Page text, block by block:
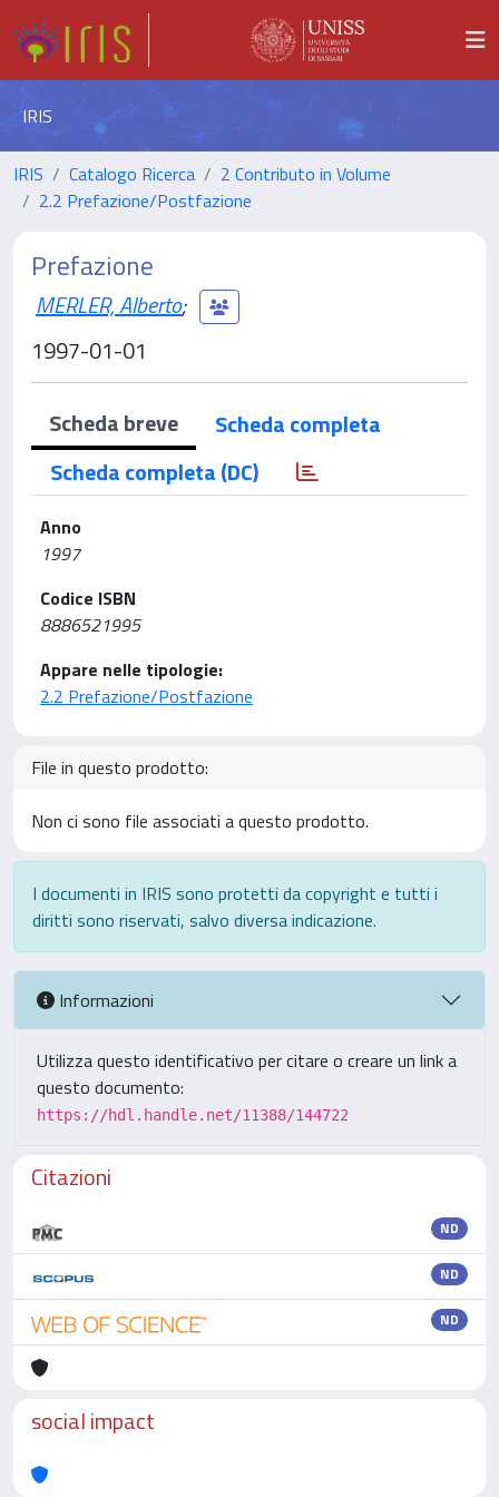
IRIS
IRIS Catalogo Ricerca
2 Contributo in Volume
2.2 Prefazione/Postfazione
Prefazione
MERLER, Alberto;
1997-01-01
Scheda breve
Scheda completa
Scheda completa (DC)
Anno
1997
Codice ISBN
8886521995
Appare nelle tipologie:
2.2 Prefazione/Postfazione
File in questo prodotto:
Non ci sono file associati a questo prodotto.
I documenti in IRIS sono protetti da copyright e tutti i
diritti sono riservati, salvo diversa indicazione.
Informazioni
Utilizza questo identificativo per citare o creare un link a
questo documento:
https://hdl.handle.net/11388/144722
Citazioni
ND
ND
ND
social impact